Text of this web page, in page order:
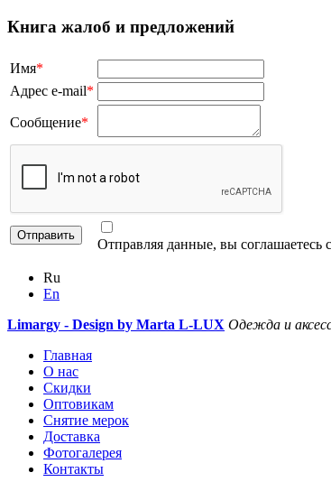
Книга жалоб и предложений
Имя*
Адрес e-mail*
Сообщение*
Отправляя данные, вы соглашаетесь
Ru
En
Limargy - Design by Marta L-LUX Одежда и
Главная
О нас
Скидки
Оптовикам
Снятие мерок
Доставка
Фотогалерея
Контакты